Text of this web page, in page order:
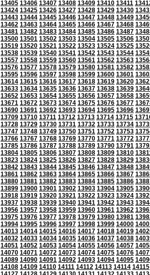
13405 13406 13407 13408 13409 13410 13411
13424 13425 13426 13427 13428 13429 13430
13443 13444 13445 13446 13447 13448 13449
13462 13463 13464 13465 13466 13467 13468
13481 13482 13483 13484 13485 13486 13487
13500 13501 13502 13503 13504 13505 13506
13519 13520 13521 13522 13523 13524 13525
13538 13539 13540 13541 13542 13543 13544
13557 13558 13559 13560 13561 13562 13563
13576 13577 13578 13579 13580 13581 13582
13595 13596 13597 13598 13599 13600 13601
13614 13615 13616 13617 13618 13619 13620
13633 13634 13635 13636 13637 13638 13639
13652 13653 13654 13655 13656 13657 13658
13671 13672 13673 13674 13675 13676 13677
13690 13691 13692 13693 13694 13695 13696
13709 13710 13711 13712 13713 13714 13715
13728 13729 13730 13731 13732 13733 13734
13747 13748 13749 13750 13751 13752 13753
13766 13767 13768 13769 13770 13771 13772
13785 13786 13787 13788 13789 13790 13791
13804 13805 13806 13807 13808 13809 13810
13823 13824 13825 13826 13827 13828 13829
13842 13843 13844 13845 13846 13847 13848
13861 13862 13863 13864 13865 13866 13867
13880 13881 13882 13883 13884 13885 13886
13899 13900 13901 13902 13903 13904 13905
13918 13919 13920 13921 13922 13923 13924
13937 13938 13939 13940 13941 13942 13943
13956 13957 13958 13959 13960 13961 13962
13975 13976 13977 13978 13979 13980 13981
13994 13995 13996 13997 13998 13999 14000
14013 14014 14015 14016 14017 14018 14019
14032 14033 14034 14035 14036 14037 14038
14051 14052 14053 14054 14055 14056 14057
14070 14071 14072 14073 14074 14075 14076
14089 14090 14091 14092 14093 14094 14095
14108 14109 14110 14111 14112 14113 14114 14115